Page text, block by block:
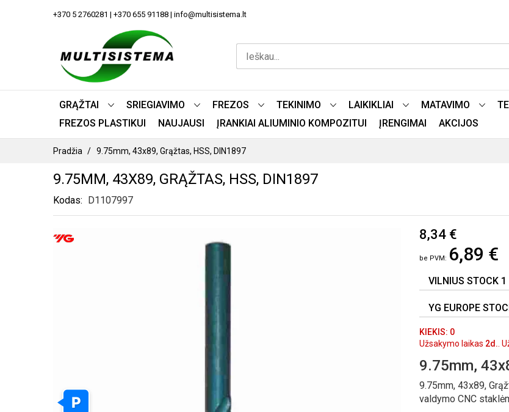
+370 5 2760281 | +370 655 91188 | info@multisistema.lt
GRĄŽTAI SRIEGIAVIMO FREZOS TEKINIMO LAIKIKLIAI MATAVIMO
FREZOS PLASTIKUI
NAUJAUSI ĮRANKIAI ALIUMINIO KOMPOZITUI ĮRENGIMAI AKCIJOS
Pradžia 9.75mm, 43x89, Grąžtas, HSS, DIN1897
9.75MM, 43X89, GRĄŽTAS, HSS, DIN1897
Kodas D1107997
PEREITI
P
8,34 €
6,89 €
VILNIUS STOCK 1
YG EUROPE
KIEKIS: 0
Užsakymo laikas 2d. .
9.75mm,
9.75mm, 43x89,
valdymo CNC